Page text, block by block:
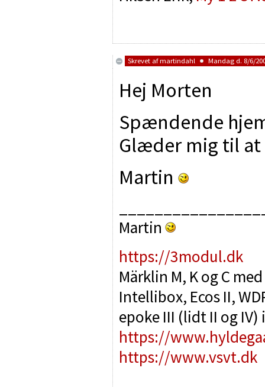
Skrevet afmartindahl Mandag d. 8/6/
Hej Morten
Spændende
Glæder mig til at
Martin
Martin
https://3modul.dk
Märklin M, K og C
Intellibox, Ecos II,
epoke III (lidt II og
https://
https://www.vsvt.dk